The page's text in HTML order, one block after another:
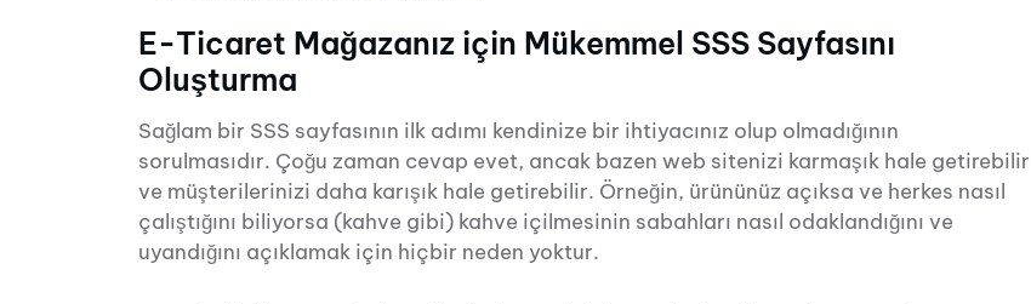
E-Ticaret Mağazanız için Mükemmel SSS Sayfasını
Oluşturma
Sağlam bir SSS sayfasının ilk adımı kendinize bir ihtiyacınız olup olmadığının
sorulmasıdır. Çoğu zaman cevap evet, ancak bazen web sitenizi karmaşık hale getirebilir
ve müşterilerinizi daha karışık hale getirebilir. Örneğin, ürününüz açıksa ve herkes nasıl
çalıştığını biliyorsa (kahve gibi) kahve içilmesinin sabahları nasıl odaklandığını ve
uyandığını açıklamak için hiçbir neden yoktur.